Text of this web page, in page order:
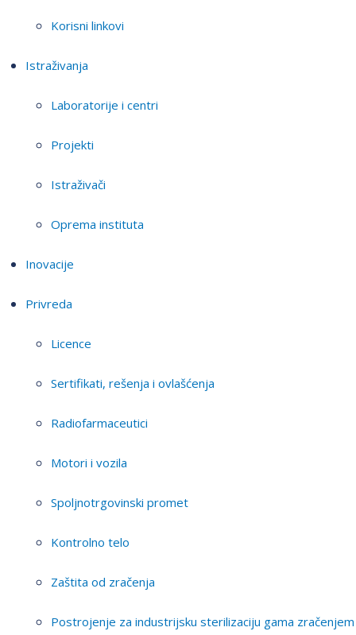
Korisni linkovi
Istraživanja
Laboratorije i centri
Projekti
Istraživači
Oprema instituta
Inovacije
Privreda
Licence
Sertifikati, rešenja i ovlašćenja
Radiofarmaceutici
Motori i vozila
Spoljnotrgovinski promet
Kontrolno telo
Zaštita od zračenja
Postrojenje za industrijsku sterilizaciju gama zračenjem